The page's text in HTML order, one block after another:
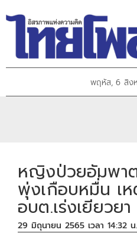
พฤหัส, 6 สิง
หญิงป่วยอัมพา
พุ่งเกือบหมื่น เห
อบต.เร่งเยียวยา
29 มิถุนายน 2565 เวลา 14:32 น.